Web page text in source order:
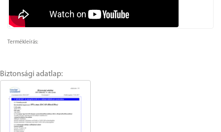
Termékleírás:
Biztonsági adatlap: